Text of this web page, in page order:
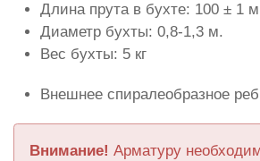
Длина прута в бухте: 100 ± 1
Диаметр бухты: 0,8-1,3 м.
Вес бухты: 5 кг
Внешнее спиралеобразное
Внимание! Арматуру